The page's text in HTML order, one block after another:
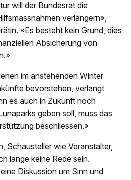
will der Bundesrat die
verlängern»,
«Es besteht kein Grund, dies
Absicherung von
im anstehenden Winter
bevorstehen, verlangt
es auch in Zukunft noch
geben soll, muss das
beschliessen.»
Schausteller wie Veranstalter,
lange keine Rede sein.
Diskussion um Sinn und